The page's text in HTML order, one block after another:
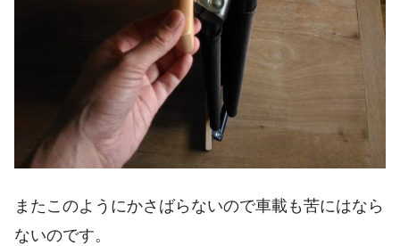
またこのようにかさばらないので車載も苦にはなら
ないのです。